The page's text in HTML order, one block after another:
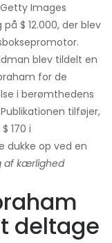
Images
$ 12.000, der blev
blev tildelt en
for de
i berømthedens
Publikationen tilføjer,
170 i
dukke op ved en
af kærlighed
deltage